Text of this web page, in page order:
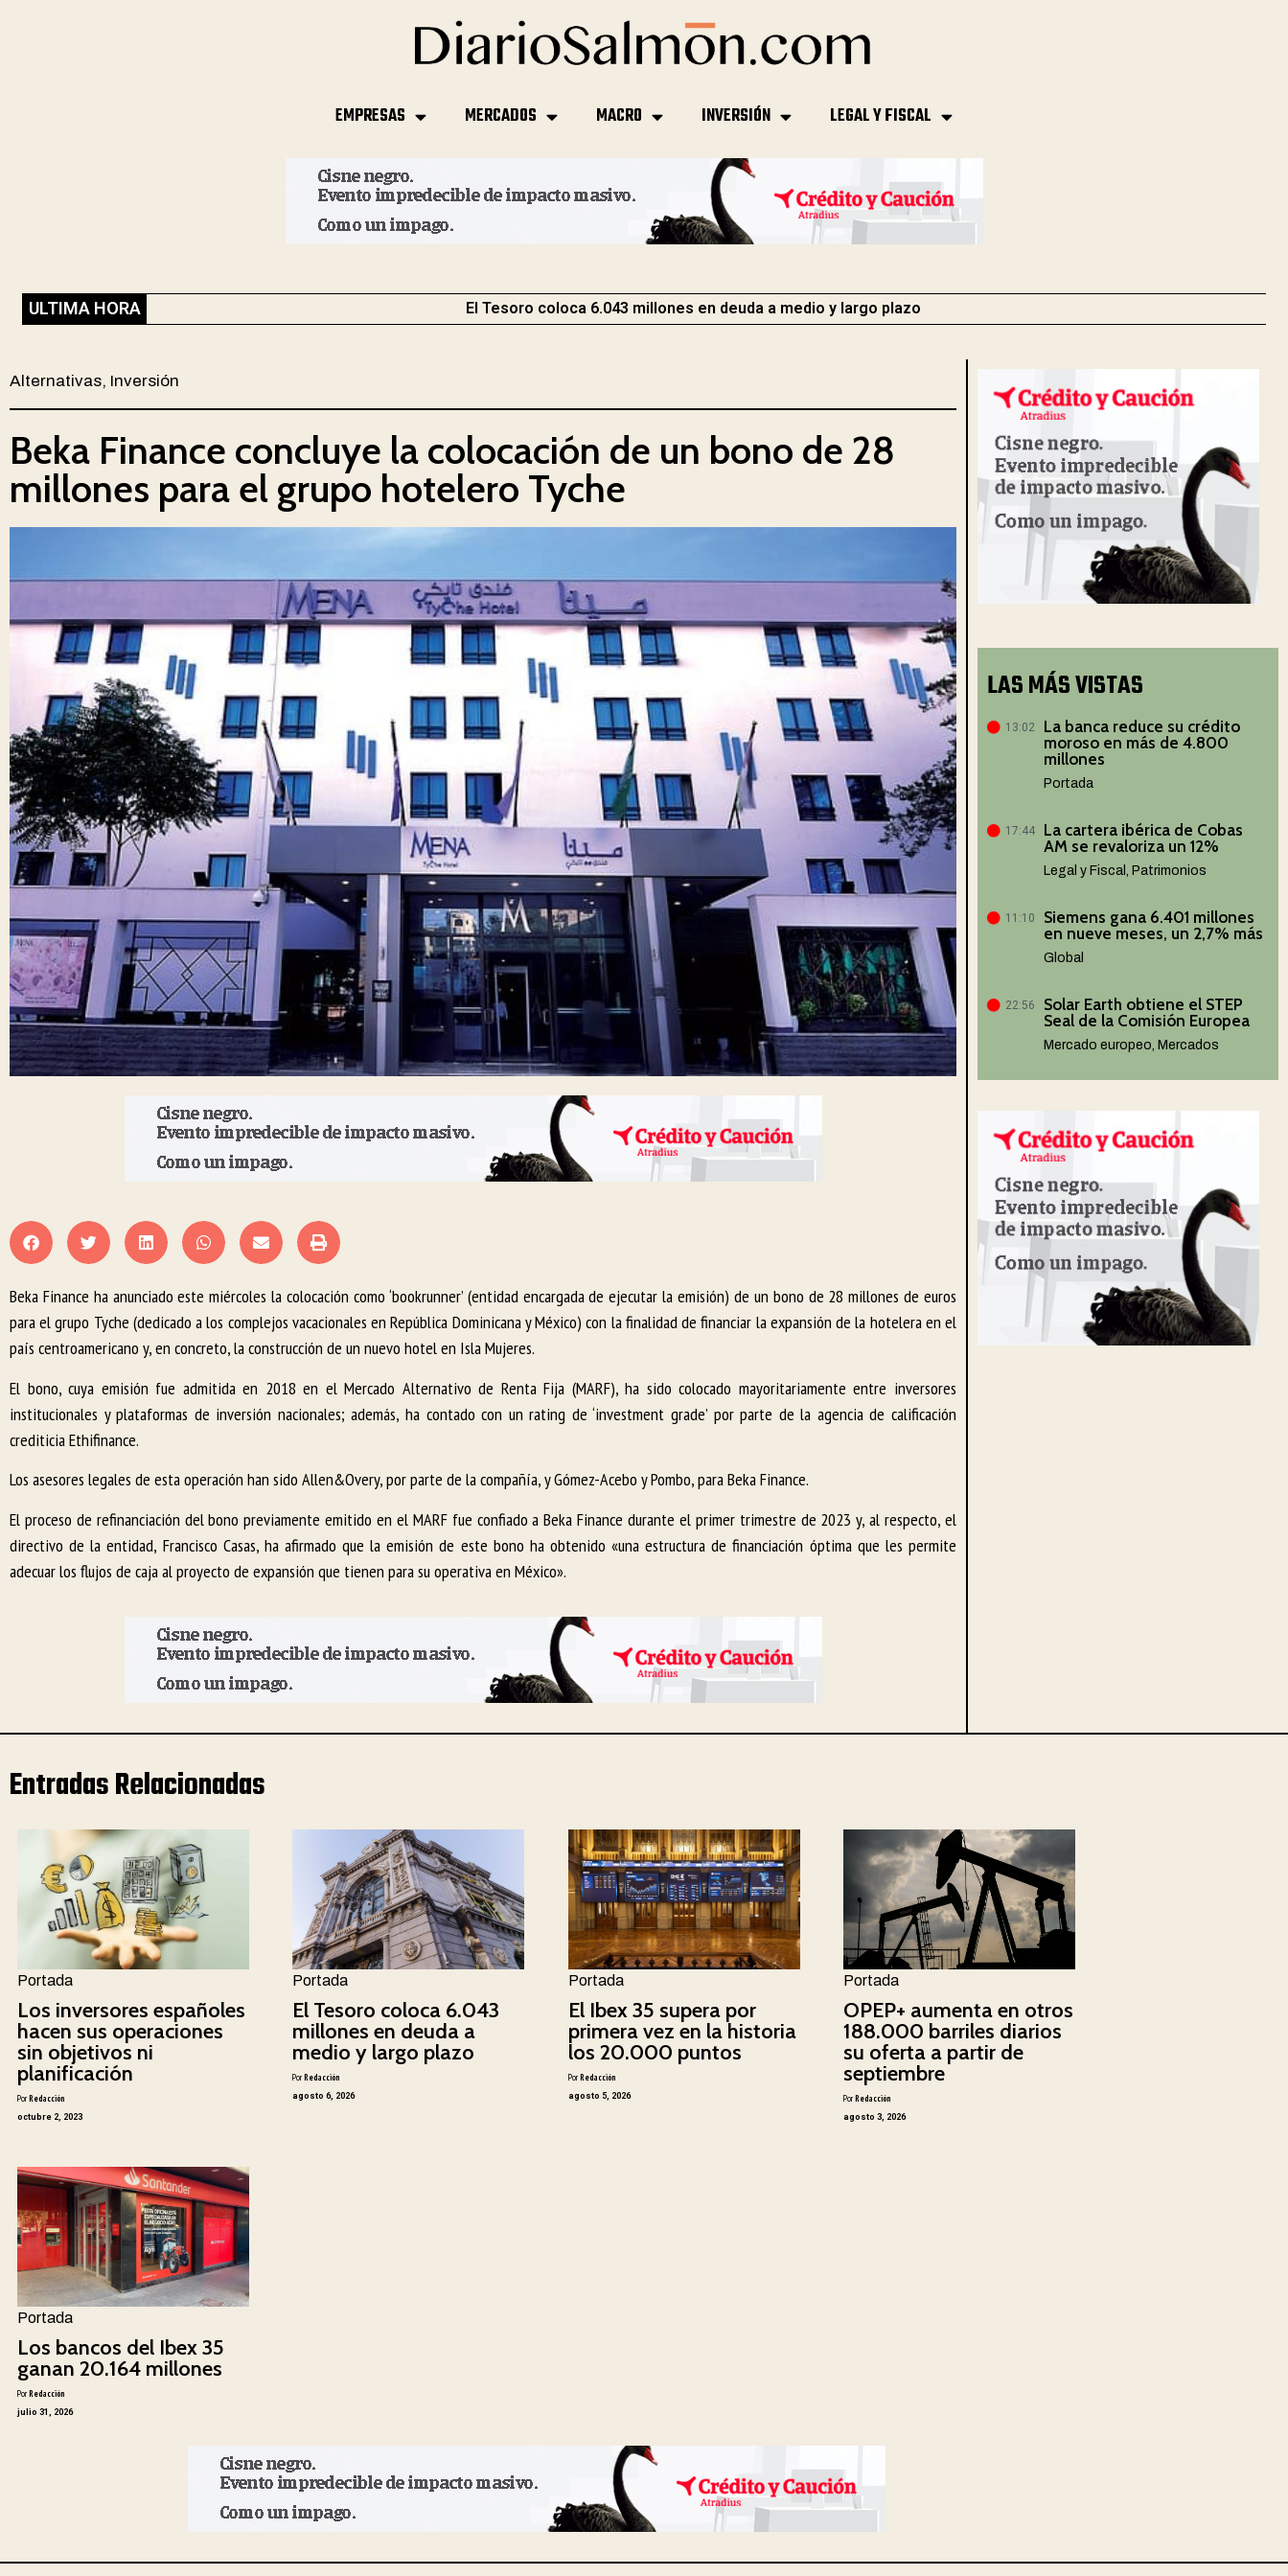
EMPRESAS MERCADOS MACRO INVERSIÓN LEGAL Y FISCAL
ULTIMA HORA El Tesoro coloca 6.043 millones en deuda a medio y largo plazo
Alternativas, Inversión
Beka Finance concluye la colocación de un bono de 28
millones para el grupo hotelero Tyche
Beka Finance ha anunciado este miércoles la colocación como ‘bookrunner’ (entidad encargada de ejecutar la emisión) de un bono de 28 millones de euros
para el grupo Tyche (dedicado a los complejos vacacionales en República Dominicana y México) con la finalidad de financiar la expansión de la hotelera en el
país centroamericano y, en concreto, la construcción de un nuevo hotel en Isla Mujeres.
El bono, cuya emisión fue admitida en 2018 en el Mercado Alternativo de Renta Fija (MARF), ha sido colocado mayoritariamente entre inversores
institucionales y plataformas de inversión nacionales; además, ha contado con un rating de ‘investment grade’ por parte de la agencia de calificación
crediticia Ethifinance.
Los asesores legales de esta operación han sido Allen&Overy, por parte de la compañía, y Gómez-Acebo y Pombo, para Beka Finance.
El proceso de refinanciación del bono previamente emitido en el MARF fue confiado a Beka Finance durante el primer trimestre de 2023 y, al respecto, el
directivo de la entidad, Francisco Casas, ha afirmado que la emisión de este bono ha obtenido «una estructura de financiación óptima que les permite
adecuar los flujos de caja al proyecto de expansión que tienen para su operativa en México».
LAS MÁS VISTAS
13:02
La banca reduce su crédito
moroso en más de 4.800
millones
Portada
17:44
La cartera ibérica de Cobas
AM se revaloriza un 12%
Legal y Fiscal Patrimonios
11:10
Siemens gana 6.401 millones
en nueve meses, un 2,7% más
Global
22:56
Solar Earth obtiene el STEP
Seal de la Comisión Europea
Mercado europeo Mercados
Entradas Relacionadas
Portada
Los inversores españoles
hacen sus operaciones
sin objetivos ni
planificación
PorRedacción
octubre 2, 2023
Portada
El Tesoro coloca 6.043
millones en deuda a
medio y largo plazo
PorRedacción
agosto 6, 2026
Portada
El Ibex 35 supera por
primera vez en la historia
los 20.000 puntos
PorRedacción
agosto 5, 2026
Portada
OPEP+ aumenta en otros
188.000 barriles diarios
su oferta a partir de
septiembre
PorRedacción
agosto 3, 2026
Portada
Los bancos del Ibex 35
ganan 20.164 millones
Por Redacción
julio 31, 2026